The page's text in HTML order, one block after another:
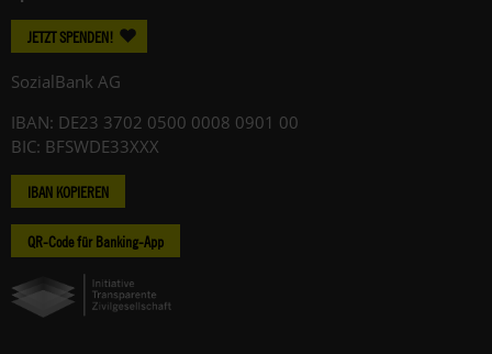
JETZT SPENDEN!
SozialBank AG
IBAN: DE23 3702 0500 0008 0901 00
BIC: BFSWDE33XXX
IBAN KOPIEREN
QR-Code für Banking-App